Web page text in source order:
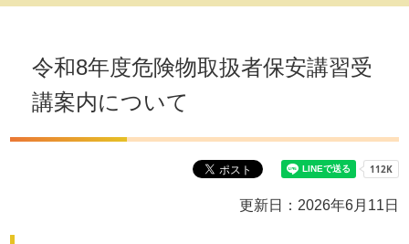
令和8年度危険物取扱者保安講習受
講案内について
更新日：2026年6月11日